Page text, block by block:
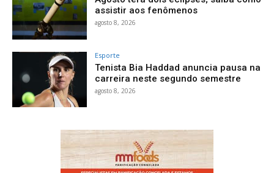
assistir aos fenômenos
agosto 8, 2026
Esporte
Tenista Bia Haddad anuncia pausa na
carreira neste segundo semestre
agosto 8, 2026